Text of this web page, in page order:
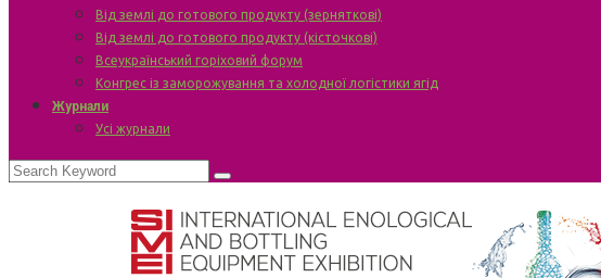
Від землі до готового продукту (зерняткові)
Від землі до готового продукту (кісточкові)
Всеукраїнський горіховий форум
Конгрес із заморожування та холодної логістики ягід
Журнали
Усі журнали